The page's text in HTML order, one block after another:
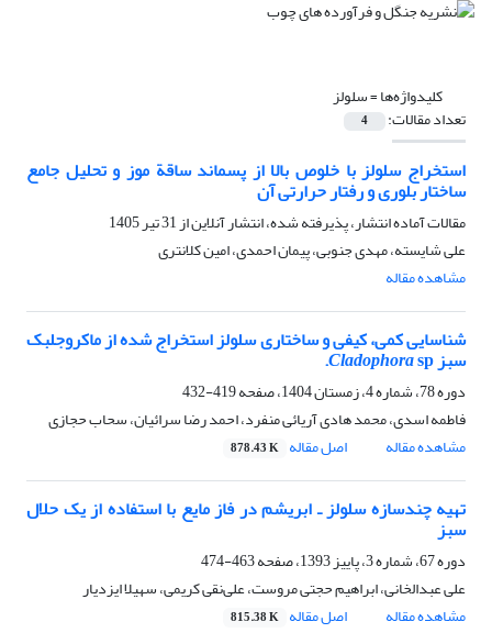
کلیدواژه‌ها =سلولز
تعداد مقالات: 4
استخراج سلولز با خلوص بالا از پسماند ساقة موز و تحلیل جامع
ساختار بلوری و رفتار حرارتی آن
مقالات آماده انتشار، پذیرفته شده، انتشار آنلاین از31 تیر 1405
علی شایسته، مهدی جنوبی، پیمان احمدی، امین کلانتری
مشاهده مقاله
شناسایی کمی، کیفی و ساختاری سلولز استخراج شده از ماکرو‌جلبک
سبز Cladophorasp.
دوره 78، شماره 4، زمستان 1404، صفحه
419-432
فاطمه اسدی، محمد هادی آریائی منفرد، احمد رضا سرائیان، سحاب حجازی
مشاهده مقاله
اصل مقاله 878.43 K
تهیه چندسازه سلولز ـ ابریشم در فاز مایع با استفاده از یک حلال
سبز
دوره 67، شماره 3، پاییز 1393، صفحه
463-474
علی عبدالخانی، ابراهیم حجتی مروست، علی‌نقی کریمی، سهیلا ایزدیار
مشاهده مقاله
اصل مقاله 815.38 K